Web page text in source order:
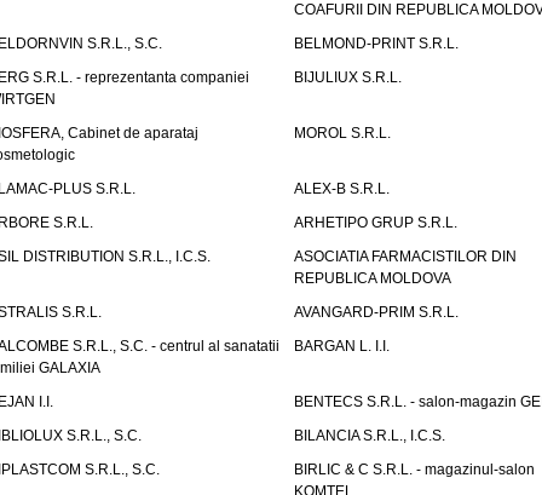
COAFURII DIN REPUBLICA
S.R.L., S.C.
BELMOND-PRINT S.R.L.
S.R.L. - reprezentanta companiei
BIJULIUX S.R.L.
Cabinet de aparataj
MOROL S.R.L.
PLUS S.R.L.
ALEX-B S.R.L.
S.R.L.
ARHETIPO GRUP S.R.L.
DISTRIBUTION S.R.L., I.C.S.
ASOCIATIA FARMACISTILOR DIN
REPUBLICA MOLDOVA
S.R.L.
AVANGARD-PRIM S.R.L.
S.R.L., S.C. - centrul al sanatatii
GALAXIA
BARGAN L. I.I.
I.I.
BENTECS S.R.L. - salon-magazin
S.R.L., S.C.
BILANCIA S.R.L., I.C.S.
S.R.L., S.C.
BIRLIC & C S.R.L. - magazinul-salon
KOMTEL